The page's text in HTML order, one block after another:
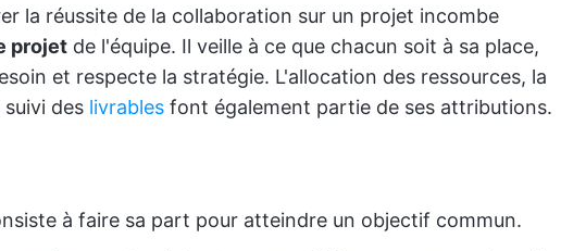
la réussite de la collaboration sur un projet incombe
projet de l'équipe. Il veille à ce que chacun soit à sa place,
et respecte la stratégie. L'allocation des ressources, la
des livrables font également partie de ses attributions.
à faire sa part pour atteindre un objectif commun.